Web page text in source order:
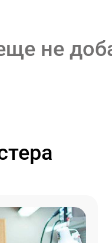
не